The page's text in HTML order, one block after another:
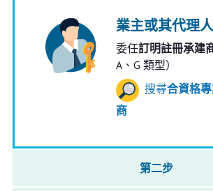
業主或其代理人
委任訂明註冊承建
A、G 類型）
搜尋合資格
商
第二步